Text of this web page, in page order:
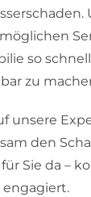
so
zu
unsere
den
für Sie da –
engagiert.